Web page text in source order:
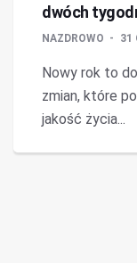
dwóch
NAZDROWO 31
Nowy rok to
zmian, które
jakość życia...